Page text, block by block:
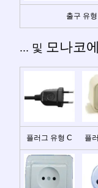
출구 유
... 및 모나코
플러그 유형 C 플